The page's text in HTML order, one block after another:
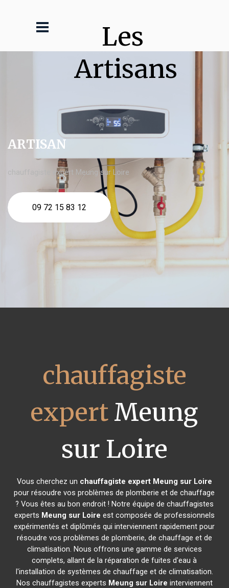
Les
Artisans
ARTISAN
chauffagiste expert Meung sur Loire
09 72 15 83 12
chauffagiste
expert Meung
sur Loire
Vous cherchez un chauffagiste expert Meung sur Loire
pour résoudre vos problèmes de plomberie et de chauffage
? Vous êtes au bon endroit ! Notre équipe de chauffagistes
experts Meung sur Loire est composée de professionnels
expérimentés et diplômés qui interviennent rapidement pour
résoudre vos problèmes de plomberie, de chauffage et de
climatisation. Nous offrons une gamme de services
complets, allant de la réparation de fuites d'eau à
l'installation de systèmes de chauffage et de climatisation.
Nos chauffagistes experts Meung sur Loire interviennent